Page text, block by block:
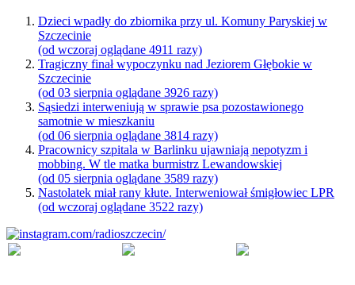
Dzieci wpadły do zbiornika przy ul. Komuny Paryskiej w
Szczecinie
(od wczoraj oglądane 4911 razy)
Tragiczny finał wypoczynku nad Jeziorem Głębokie w
Szczecinie
(od 03 sierpnia oglądane 3926 razy)
Sąsiedzi interweniują w sprawie psa pozostawionego
samotnie w mieszkaniu
(od 06 sierpnia oglądane 3814 razy)
Pracownicy szpitala w Barlinku ujawniają nepotyzm i
mobbing. W tle matka burmistrz Lewandowskiej
(od 05 sierpnia oglądane 3589 razy)
Nastolatek miał rany kłute. Interweniował śmigłowiec LPR
(od wczoraj oglądane 3522 razy)